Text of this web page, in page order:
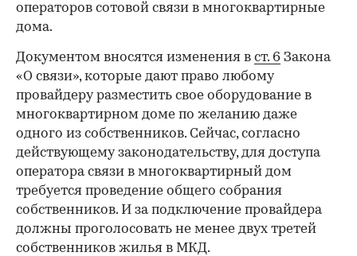
операторов сотовой связи в многоквартирные
дома.
Документом вносятся изменения в ст. 6 Закона
«О связи», которые дают право любому
провайдеру разместить свое оборудование в
многоквартирном доме по желанию даже
одного из собственников. Сейчас, согласно
действующему законодательству, для доступа
оператора связи в многоквартирный дом
требуется проведение общего собрания
собственников. И за подключение провайдера
должны проголосовать не менее двух третей
собственников жилья в МКД.